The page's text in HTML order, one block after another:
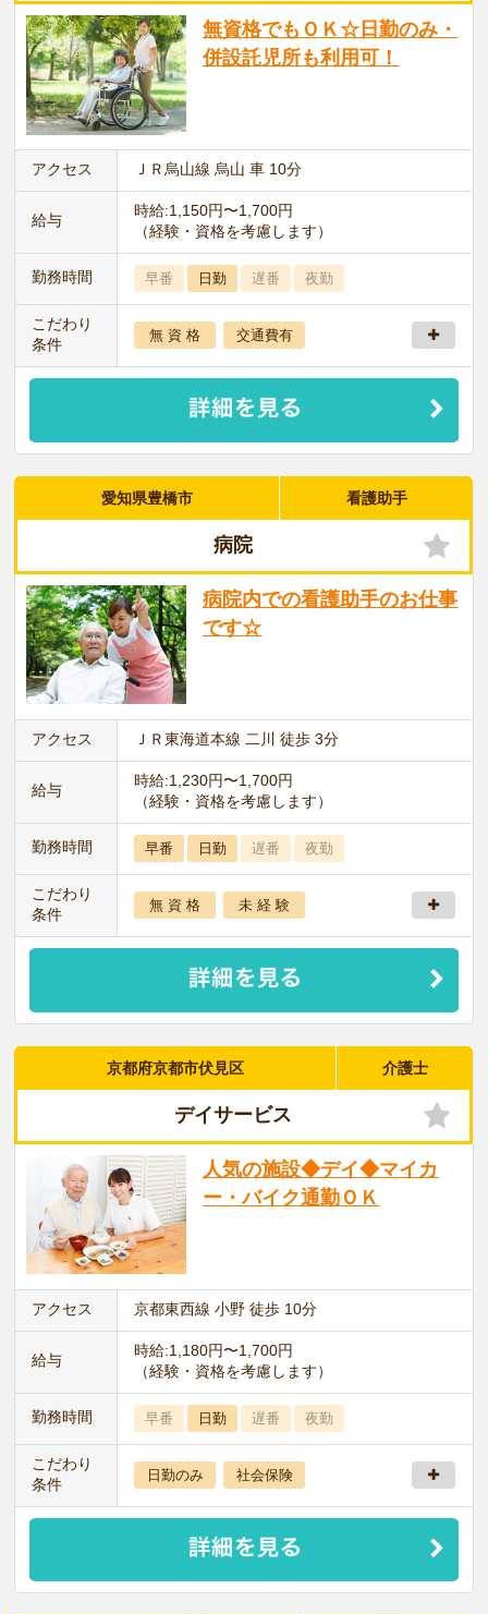
無資格でもＯＫ☆日勤のみ・
併設託児所も利用可！
アクセス ＪＲ烏山線 烏山 車 10分
給与
時給:1,150円〜1,700円
（経験・資格を考慮します）
勤務時間 早番 日勤 遅番 夜勤
こだわり
条件
無 資 格 交通費有
愛知県豊橋市 看護助手
病院
病院内での看護助手のお仕事
です☆
アクセス ＪＲ東海道本線 二川 徒歩 3分
給与
時給:1,230円〜1,700円
（経験・資格を考慮します）
勤務時間 早番 日勤 遅番 夜勤
こだわり
条件
無 資 格 未 経 験
京都府京都市伏見区 介護士
デイサービス
人気の施設◆デイ◆マイカ
ー・バイク通勤ＯＫ
アクセス 京都東西線 小野 徒歩 10分
給与
時給:1,180円〜1,700円
（経験・資格を考慮します）
勤務時間 早番 日勤 遅番 夜勤
こだわり
条件
日勤のみ 社会保険